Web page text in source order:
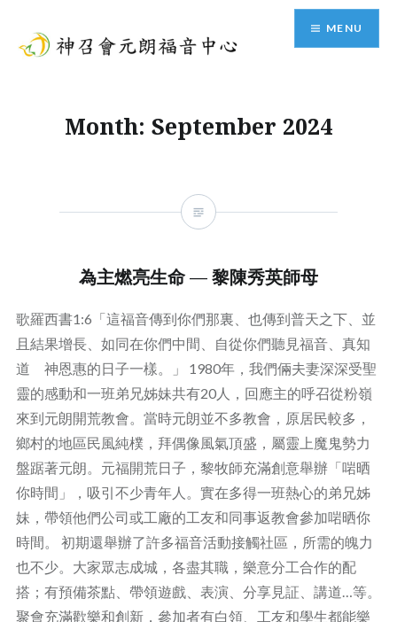
content
MENU
Month: September 2024
為主燃亮生命 — 黎陳秀英師母
歌羅西書1:6「這福音傳到你們那裏、也傳到普天之下、並
且結果增長、如同在你們中間、自從你們聽見福音、真知
道 神恩惠的日子一樣。」 1980年，我們倆夫妻深深受聖
靈的感動和一班弟兄姊妹共有20人，回應主的呼召從粉嶺
來到元朗開荒教會。當時元朗並不多教會，原居民較多，
鄉村的地區民風純樸，拜偶像風氣頂盛，屬靈上魔鬼勢力
盤踞著元朗。元福開荒日子，黎牧師充滿創意舉辦「啱晒
你時間」，吸引不少青年人。實在多得一班熱心的弟兄姊
妹，帶領他們公司或工廠的工友和同事返教會參加啱晒你
時間。 初期還舉辦了許多福音活動接觸社區，所需的魄力
也不少。大家眾志成城，各盡其職，樂意分工合作的配
搭；有預備茶點、帶領遊戲、表演、分享見証、講道…等。
聚會充滿歡樂和創新，參加者有白領、工友和學生都能樂